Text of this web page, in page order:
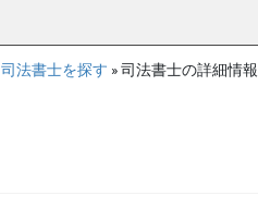
司法書士を探す »司法書士の詳細情報